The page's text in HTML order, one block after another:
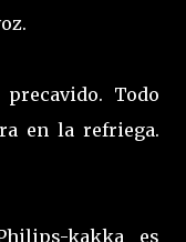
Todo
en la refriega.
kakka es